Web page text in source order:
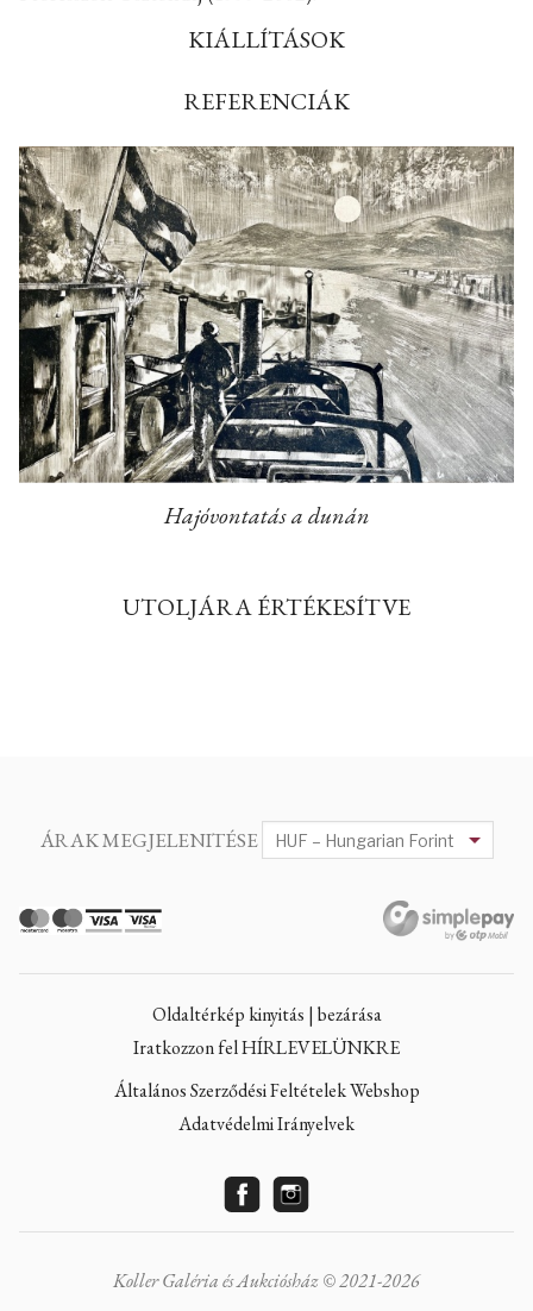
KIÁLLÍTÁSOK
REFERENCIÁK
Hajóvontatás a dunán
UTOLJÁRA ÉRTÉKESÍTVE
ÁRAK MEGJELENITÉSE
Oldaltérkép kinyitás | bezárása
Iratkozzon fel HÍRLEVELÜNKRE
Általános Szerződési Feltételek Webshop
Adatvédelmi Irányelvek
Koller Galéria és Aukciósház © 2021-2026